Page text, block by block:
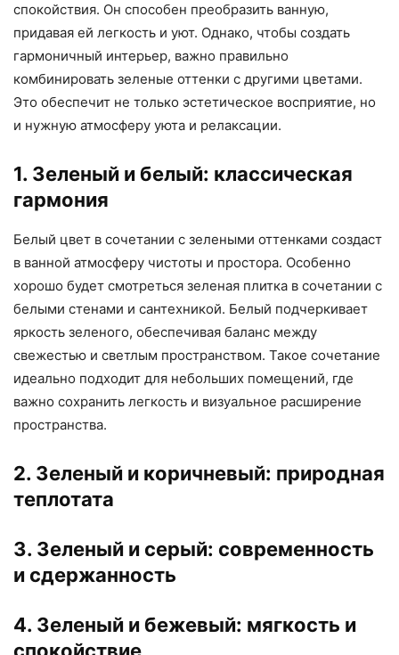
спокойствия. Он способен преобразить ванную,
придавая ей легкость и уют. Однако, чтобы создать
гармоничный интерьер, важно правильно
комбинировать зеленые оттенки с другими цветами.
Это обеспечит не только эстетическое восприятие, но
и нужную атмосферу уюта и релаксации.
1. Зеленый и белый: классическая
гармония
Белый цвет в сочетании с зелеными оттенками создаст
в ванной атмосферу чистоты и простора. Особенно
хорошо будет смотреться зеленая плитка в сочетании с
белыми стенами и сантехникой. Белый подчеркивает
яркость зеленого, обеспечивая баланс между
свежестью и светлым пространством. Такое сочетание
идеально подходит для небольших помещений, где
важно сохранить легкость и визуальное расширение
пространства.
2. Зеленый и коричневый: природная
теплотата
3. Зеленый и серый: современность
и сдержанность
4. Зеленый и бежевый: мягкость и